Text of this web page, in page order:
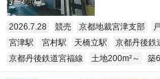
2026.7.28 競売 京都地裁宮津支部
宮津駅
宮村駅 天橋立駅 京都丹後鉄
京都丹後鉄道宮福線
土地200m²～ 築